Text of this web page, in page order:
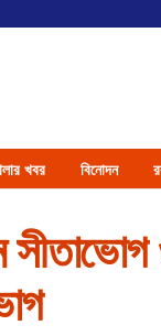
খবর বিনোদন